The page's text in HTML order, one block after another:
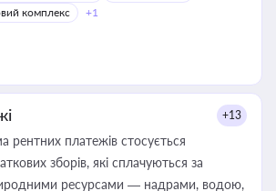
комплекс
+1
+13
рентних платежів стосується
зборів, які сплачуються за
ресурсами — надрами, водою,